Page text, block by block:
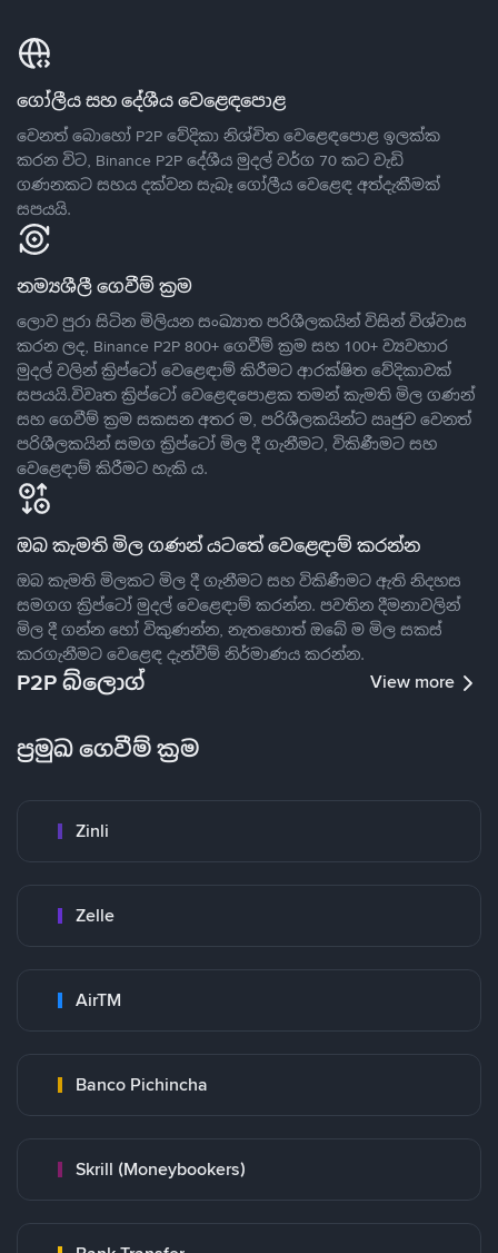
ගෝලීය සහ දේශීය වෙළෙඳපොළ
වෙනත් බොහෝ P2P වේදිකා නිශ්චිත වෙළෙඳපොළ ඉලක්ක
කරන විට, Binance P2P දේශීය මුදල් වර්ග 70 කට වැඩි
ගණනකට සහය දක්වන සැබෑ ගෝලීය වෙළෙඳ අත්දැකීමක්
සපයයි.
නම්‍යශීලී ගෙවීම් ක්‍රම
ලොව පුරා සිටින මිලියන සංඛ්‍යාත පරිශීලකයින් විසින් විශ්වාස
කරන ලද, Binance P2P 800+ ගෙවීම් ක්‍රම සහ 100+ ව්‍යවහාර
මුදල් වලින් ක්‍රිප්ටෝ වෙළෙඳාම් කිරීමට ආරක්ෂිත වේදිකාවක්
සපයයි.විවෘත ක්‍රිප්ටෝ වෙළෙඳපොළක තමන් කැමති මිල ගණන්
සහ ගෙවීම් ක්‍රම සකසන අතර ම, පරිශීලකයින්ට ඍජුව වෙනත්
පරිශීලකයින් සමග ක්‍රිප්ටෝ මිල දී ගැනීමට, විකිණීමට සහ
වෙළෙඳාම් කිරීමට හැකි ය.
ඔබ කැමති මිල ගණන් යටතේ වෙළෙඳාම් කරන්න
ඔබ කැමති මිලකට මිල දී ගැනීමට සහ විකිණීමට ඇති නිදහස
සමගග ක්‍රිප්ටෝ මුදල් වෙළෙඳාම් කරන්න. පවතින දීමනාවලින්
මිල දී ගන්න හෝ විකුණන්න, නැතහොත් ඔබේ ම මිල සකස්
කරගැනීමට වෙළෙඳ දැන්වීම් නිර්මාණය කරන්න.
P2P බ්ලොග් View more
ප්‍රමුඛ ගෙවීම් ක්‍රම
Zinli
Zelle
AirTM
Banco Pichincha
Skrill (Moneybookers)